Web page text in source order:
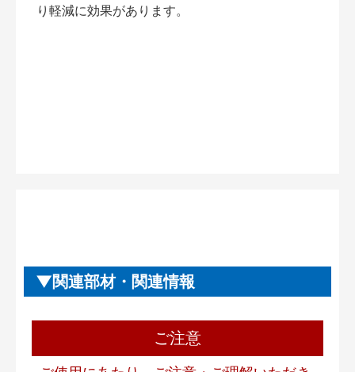
り軽減に効果があります。
関連部材・関連情報
ご注意